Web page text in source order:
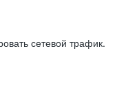
сетевой трафик.